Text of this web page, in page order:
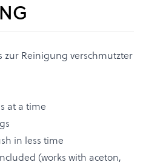
zur Reinigung verschmutzter
at a time
in less time
(works with aceton,